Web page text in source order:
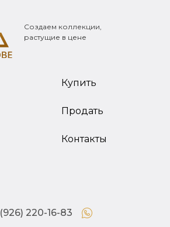
Создаем коллекции,
растущие в цене
Купить
Продать
Контакты
220-16-83